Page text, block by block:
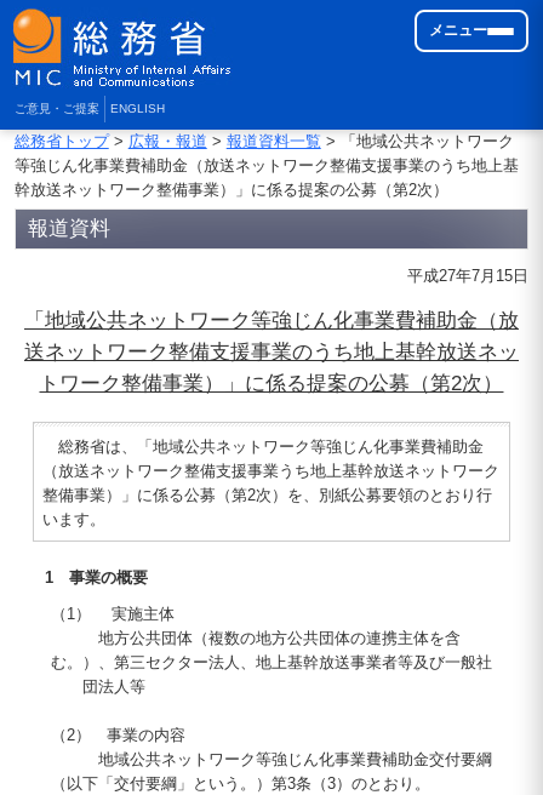
ご意見・ご提案 ENGLISH
メニュー
総務省トップ> 広報・報道 > 報道資料一覧> 「地域公共ネットワーク
等強じん化事業費補助金（放送ネットワーク整備支援事業のうち地上基
幹放送ネットワーク整備事業）」に係る提案の公募（第2次）
報道資料
平成27年7月15日
「地域公共ネットワーク等強じん化事業費補助金（放
送ネットワーク整備支援事業のうち地上基幹放送ネッ
トワーク整備事業）」に係る提案の公募（第2次）
総務省は、「地域公共ネットワーク等強じん化事業費補助金
（放送ネットワーク整備支援事業うち地上基幹放送ネットワーク
整備事業）」に係る公募（第2次）を、別紙公募要領のとおり行
います。
1 事業の概要
（1） 実施主体
地方公共団体（複数の地方公共団体の連携主体を含
む。）、第三セクター法人、地上基幹放送事業者等及び一般社
団法人等
（2） 事業の内容
地域公共ネットワーク等強じん化事業費補助金交付要綱
（以下「交付要綱」という。）第3条（3）のとおり。